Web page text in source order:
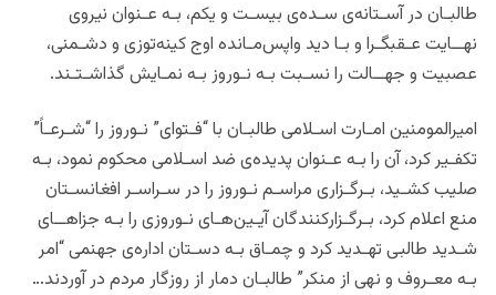
طالبـان در آسـتانه‌ی سـده‌ی بیسـت و یکم، بـه عـنوان نیروی
نهــایت عـقبگـرا و بـا دید واپس‌مـانده‌ اوج کینه‌توزی و دشـمنی،
عصبیت و جهــالت را نسـبت بـه نـوروز بـه نمـایش گذاشـتـند.
امیرالمومنین امـارت اسـلامی طالبـان با “فـتوای” نـوروز را “شـرعـاً”
تکفـیر کرد، آن را بـه عـنوان پدیده‌ی ضد اسـلامی محکوم نمود، بـه
صلیب کشـید، بـرگـزاری مراسـم نـوروز را در سـراسـر افغانسـتان
منع اعلام کرد، بـرگـزارکنندگان آیـین‌هـای نـوروزی را بـه جزاهــای
شـدید طالبی تهـدید کرد و چمـاق بـه دسـتان اداره‌ی جهنمی “امر
بـه معـروف و نهی از منکر” طالبـان دمار از روزگار مردم در آوردند…